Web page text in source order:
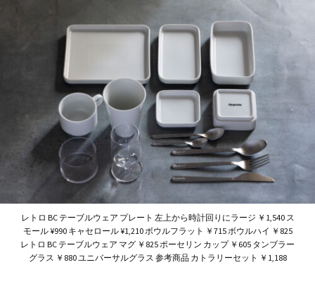
レトロ BC テーブルウェア プレート 左上から時計回りにラージ ￥1,540 ス
モール ¥990 キャセロール ¥1,210 ボウルフラット ￥715 ボウルハイ ￥825
レトロ BC テーブルウェア マグ ￥825 ポーセリン カップ ￥605 タンブラー
グラス ￥880 ユニバーサルグラス 参考商品 カトラリーセット ￥1,188